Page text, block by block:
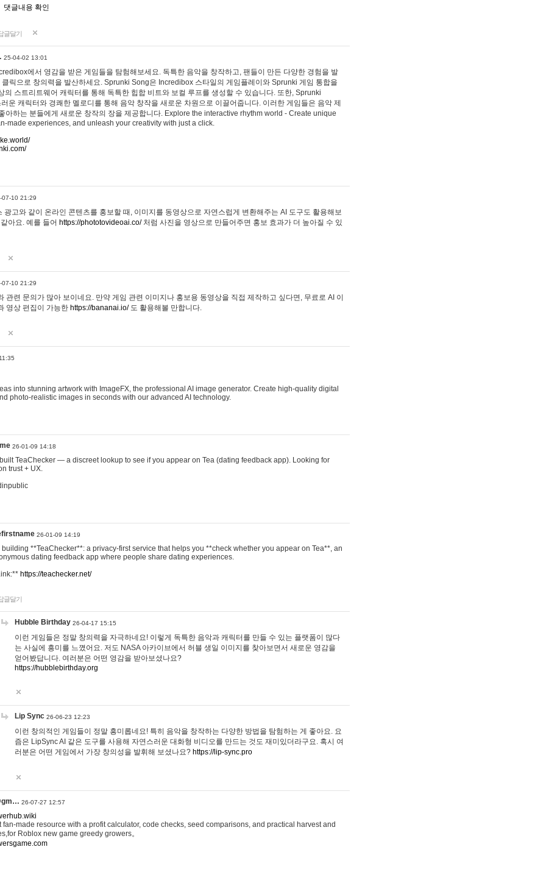
댓글내용 확인
글달기
25-04-02 13:01
에서 영감을 받은 게임들을 탐험해보세요. 독특한 음악을 창작하고, 팬들이 만든 다양한 경험을 발
클릭으로 창의력을 발산하세요. Sprunki Song은 Incredibox 스타일의 게임플레이와 Sprunki 게임 통합을
의 스트리트웨어 캐릭터를 통해 독특한 힙합 비트와 보컬 루프를 생성할 수 있습니다. 또한, Sprunki
운 캐릭터와 경쾌한 멜로디를 통해 음악 창작을 새로운 차원으로 이끌어줍니다. 이러한 게임들은 음악 제
아하는 분들에게 새로운 창작의 장을 제공합니다. Explore the interactive rhythm world - Create unique
made experiences, and unleash your creativity with just a click.
07-10 21:29
광고와 같이 온라인 콘텐츠를 홍보할 때, 이미지를 동영상으로 자연스럽게 변환해주는 AI 도구도 활용해보
아요. 예를 들어 https://phototovideoai.co/처럼 사진을 영상으로 만들어주면 홍보 효과가 더 높아질 수 있
07-10 21:29
관련 문의가 많아 보이네요. 만약 게임 관련 이미지나 홍보용 동영상을 직접 제작하고 싶다면, 무료로 AI 이
영상 편집이 가능한 https://bananai.io/도 활용해볼 만합니다.
into stunning artwork with ImageFX, the professional AI image generator. Create high-quality digital
photo-realistic images in seconds with our advanced AI technology.
26-01-09 14:18
TeaChecker — a discreet lookup to see if you appear on Tea (dating feedback app). Looking for
trust + UX.
26-01-09 14:19
building **TeaChecker**: a privacy-first service that helps you **check whether you appear on Tea**, an
dating feedback app where people share dating experiences.
https://teachecker.net/
글달기
Hubble Birthday 26-04-17 15:15
이런 게임들은 정말 창의력을 자극하네요! 이렇게 독특한 음악과 캐릭터를 만들 수 있는 플랫폼이 많다
는 사실에 흥미를 느꼈어요. 저도 NASA 아카이브에서 허블 생일 이미지를 찾아보면서 새로운 영감을
얻어봤답니다. 여러분은 어떤 영감을 받아보셨나요?
https://hubblebirthday.org
Lip Sync 26-06-23 12:23
이런 창의적인 게임들이 정말 흥미롭네요! 특히 음악을 창작하는 다양한 방법을 탐험하는 게 좋아요. 요
즘은 LipSync AI 같은 도구를 사용해 자연스러운 대화형 비디오를 만드는 것도 재미있더라구요. 혹시 여
러분은 어떤 게임에서 가장 창의성을 발휘해 보셨나요? https://lip-sync.pro
26-07-27 12:57
made resource with a profit calculator, code checks, seed comparisons, and practical harvest and
Roblox new game greedy growers。